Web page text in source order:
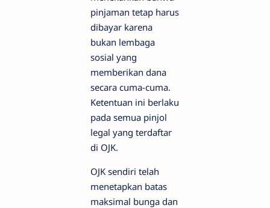
pinjaman tetap harus
dibayar karena
bukan lembaga
sosial yang
memberikan dana
secara cuma-cuma.
Ketentuan ini berlaku
pada semua pinjol
legal yang terdaftar
di OJK.
OJK sendiri telah
menetapkan batas
maksimal bunga dan